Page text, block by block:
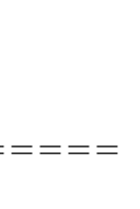
＝＝＝